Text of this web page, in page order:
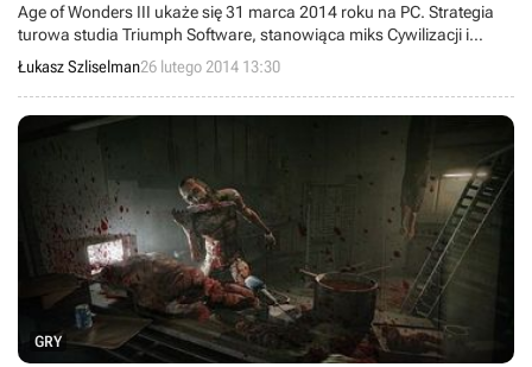
Age of Wonders III ukaże się 31 marca 2014 roku na PC. Strategia
turowa studia Triumph Software, stanowiąca miks Cywilizacji i
Heroes of Might & Magic, trafi do sprzedaży w dwóch edycjach:
standardowej i kolekcjonerskiej – obie doczekają się pudełkowego
wydania.
Łukasz Szliselman26 lutego 2014 13:30
GRY